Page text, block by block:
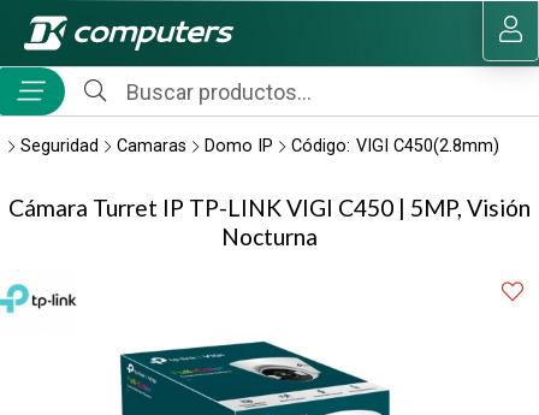
Compartir por email MI COMPRA
Seguridad Camaras Domo IP Código: VIGI C450(2.8mm)
Cámara Turret IP TP-LINK VIGI C450 | 5MP, Visión
Nocturna